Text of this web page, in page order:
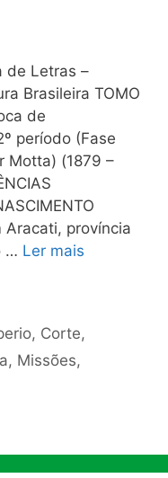
de Letras –
Brasileira TOMO
de
período (Fase
Motta) (1879 –
Aracati, província
… Ler mais
, Corte,
, Missões,